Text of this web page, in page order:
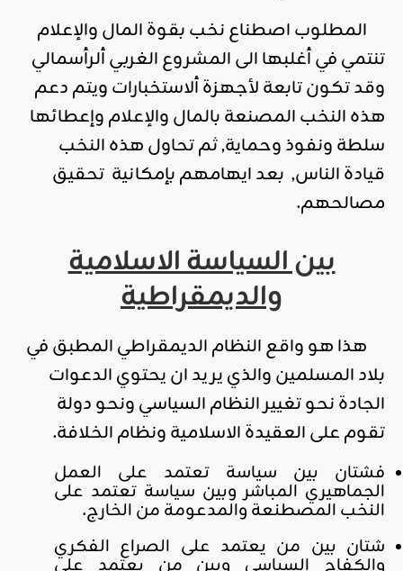
المطلوب اصطناع نخب بقوة المال والإعلام
تنتمي في أغلبها الى المشروع الغربي ألرأسمالي
وقد تكون تابعة لأجهزة ألاستخبارات ويتم دعم
هذه النخب المصنعة بالمال والإعلام وإعطائها
سلطة ونفوذ وحماية, ثم تحاول هذه النخب
قيادة الناس, بعد ايهامهم بإمكانية تحقيق
مصالحهم.
بين السياسة الاسلامية
والديمقراطية
هذا هو واقع النظام الديمقراطي المطبق في
بلاد المسلمين والذي يريد ان يحتوي الدعوات
الجادة نحو تغيير النظام السياسي ونحو دولة
تقوم على العقيدة الاسلامية ونظام الخلافة.
فشتان بين سياسة تعتمد على العمل
الجماهيري المباشر وبين سياسة تعتمد على
النخب المصطنعة والمدعومة من الخارج.
شتان بين من يعتمد على الصراع الفكري
والكفاح السياسي وبين من يعتمد على